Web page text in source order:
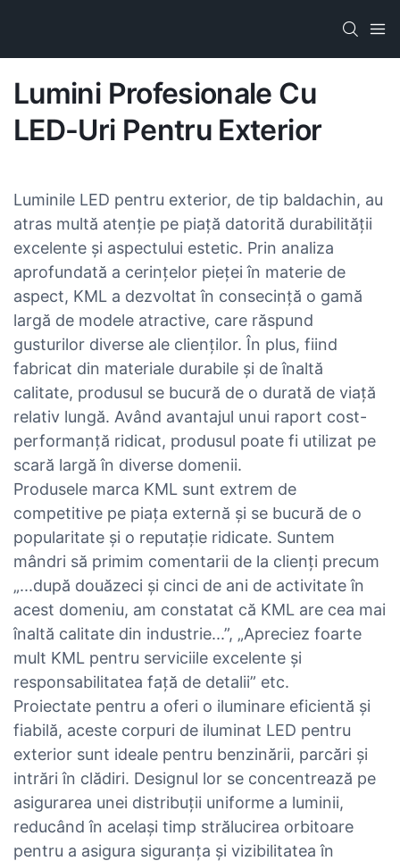
Lumini Profesionale Cu
LED-Uri Pentru Exterior
Luminile LED pentru exterior, de tip baldachin, au
atras multă atenție pe piață datorită durabilității
excelente și aspectului estetic. Prin analiza
aprofundată a cerințelor pieței în materie de
aspect, KML a dezvoltat în consecință o gamă
largă de modele atractive, care răspund
gusturilor diverse ale clienților. În plus, fiind
fabricat din materiale durabile și de înaltă
calitate, produsul se bucură de o durată de viață
relativ lungă. Având avantajul unui raport cost-
performanță ridicat, produsul poate fi utilizat pe
scară largă în diverse domenii.
Produsele marca KML sunt extrem de
competitive pe piața externă și se bucură de o
popularitate și o reputație ridicate. Suntem
mândri să primim comentarii de la clienți precum
„...după douăzeci și cinci de ani de activitate în
acest domeniu, am constatat că KML are cea mai
înaltă calitate din industrie...”, „Apreciez foarte
mult KML pentru serviciile excelente și
responsabilitatea față de detalii” etc.
Proiectate pentru a oferi o iluminare eficientă și
fiabilă, aceste corpuri de iluminat LED pentru
exterior sunt ideale pentru benzinării, parcări și
intrări în clădiri. Designul lor se concentrează pe
asigurarea unei distribuții uniforme a luminii,
reducând în același timp strălucirea orbitoare
pentru a asigura siguranța și vizibilitatea în